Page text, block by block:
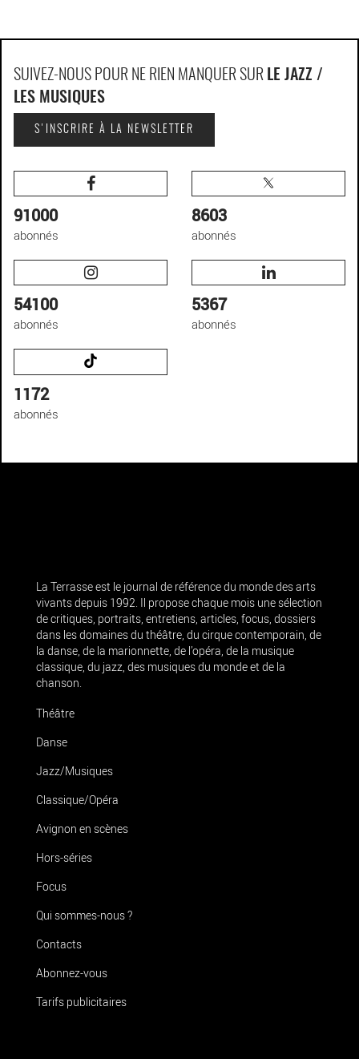
SUIVEZ-NOUS POUR NE RIEN MANQUER SUR LE JAZZ /
LES MUSIQUES
S'INSCRIRE À LA NEWSLETTER
91000
abonnés
8603
abonnés
54100
abonnés
5367
abonnés
1172
abonnés
La Terrasse est le journal de référence du monde des arts
vivants depuis 1992. Il propose chaque mois une sélection
de critiques, portraits, entretiens, articles, focus, dossiers
dans les domaines du théâtre, du cirque contemporain, de
la danse, de la marionnette, de l’opéra, de la musique
classique, du jazz, des musiques du monde et de la
chanson.
Théâtre
Danse
Jazz/Musiques
Classique/Opéra
Avignon en scènes
Hors-séries
Focus
Qui sommes-nous ?
Contacts
Abonnez-vous
Tarifs publicitaires